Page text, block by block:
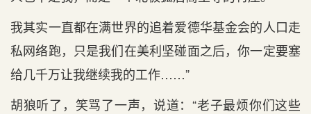
我其实一直都在满世界的追着爱德华基金会的人口走
私网络跑，只是我们在美利坚碰面之后，你一定要塞
给几千万让我继续我的工作……”
胡狼听了，笑骂了一声，说道：“老子最烦你们这些